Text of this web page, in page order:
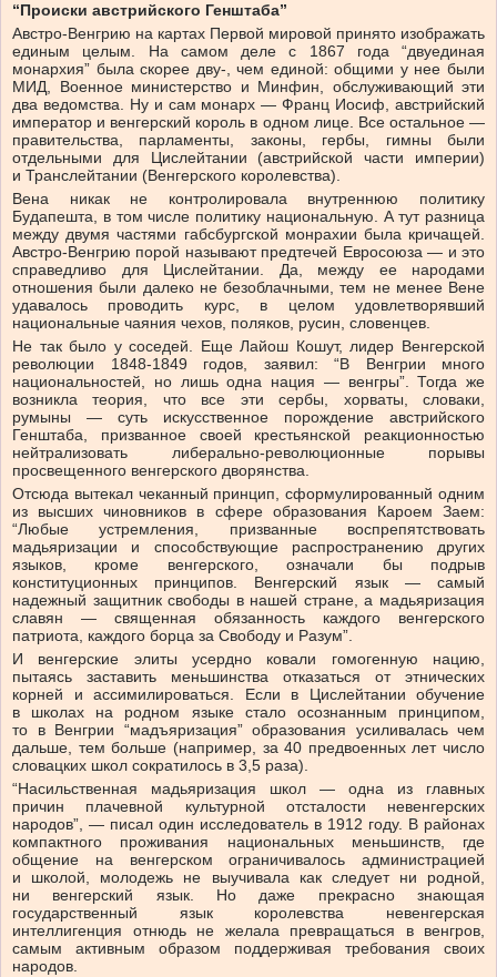
“Происки австрийского Генштаба”
Австро-Венгрию на картах Первой мировой принято изображать
единым целым. На самом деле с 1867 года “двуединая
монархия” была скорее дву-, чем единой: общими у нее были
МИД, Военное министерство и Минфин, обслуживающий эти
два ведомства. Ну и сам монарх — Франц Иосиф, австрийский
император и венгерский король в одном лице. Все остальное —
правительства, парламенты, законы, гербы, гимны были
отдельными для Цислейтании (австрийской части империи)
и Транслейтании (Венгерского королевства).
Вена никак не контролировала внутреннюю политику
Будапешта, в том числе политику национальную. А тут разница
между двумя частями габсбургской монрахии была кричащей.
Австро-Венгрию порой называют предтечей Евросоюза — и это
справедливо для Цислейтании. Да, между ее народами
отношения были далеко не безоблачными, тем не менее Вене
удавалось проводить курс, в целом удовлетворявший
национальные чаяния чехов, поляков, русин, словенцев.
Не так было у соседей. Еще Лайош Кошут, лидер Венгерской
революции 1848-1849 годов, заявил: “В Венгрии много
национальностей, но лишь одна нация — венгры”. Тогда же
возникла теория, что все эти сербы, хорваты, словаки,
румыны — суть искусственное порождение австрийского
Генштаба, призванное своей крестьянской реакционностью
нейтрализовать либерально-революционные порывы
просвещенного венгерского дворянства.
Отсюда вытекал чеканный принцип, сформулированный одним
из высших чиновников в сфере образования Кароем Заем:
“Любые устремления, призванные воспрепятствовать
мадьяризации и способствующие распространению других
языков, кроме венгерского, означали бы подрыв
конституционных принципов. Венгерский язык — самый
надежный защитник свободы в нашей стране, а мадьяризация
славян — священная обязанность каждого венгерского
патриота, каждого борца за Свободу и Разум”.
И венгерские элиты усердно ковали гомогенную нацию,
пытаясь заставить меньшинства отказаться от этнических
корней и ассимилироваться. Если в Цислейтании обучение
в школах на родном языке стало осознанным принципом,
то в Венгрии “мадъяризация” образования усиливалась чем
дальше, тем больше (например, за 40 предвоенных лет число
словацких школ сократилось в 3,5 раза).
“Насильственная мадьяризация школ — одна из главных
причин плачевной культурной отсталости невенгерских
народов”, — писал один исследователь в 1912 году. В районах
компактного проживания национальных меньшинств, где
общение на венгерском ограничивалось администрацией
и школой, молодежь не выучивала как следует ни родной,
ни венгерский язык. Но даже прекрасно знающая
государственный язык королевства невенгерская
интеллигенция отнюдь не желала превращаться в венгров,
самым активным образом поддерживая требования своих
народов.